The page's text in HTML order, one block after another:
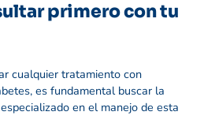
primero con tu
cualquier tratamiento con
es fundamental buscar la
en el manejo de esta